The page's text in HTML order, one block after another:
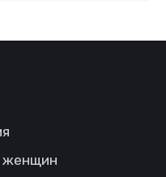
женщин